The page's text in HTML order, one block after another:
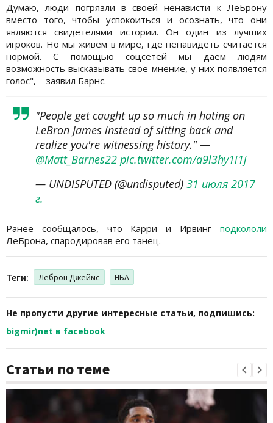
Думаю, люди погрязли в своей ненависти к ЛеБрону
вместо того, чтобы успокоиться и осознать, что они
являются свидетелями истории. Он один из лучших
игроков. Но мы живем в мире, где ненавидеть считается
нормой. С помощью соцсетей мы даем людям
возможность высказывать свое мнение, у них появляется
голос", – заявил Барнс.
"People get caught up so much in hating on
LeBron James instead of sitting back and
realize you're witnessing history." —
@Matt_Barnes22 pic.twitter.com/a9l3hy1i1j
— UNDISPUTED (@undisputed) 31 июля 2017
г.
Ранее сообщалось, что Карри и Ирвинг подкололи
ЛеБрона, спародировав его танец.
Теги: Леброн Джеймс НБА
Не пропусти другие интересные статьи, подпишись:
bigmir)net в facebook
Статьи по теме